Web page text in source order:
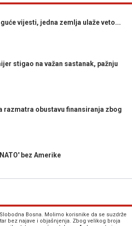
vijesti, jedna zemlja ulaže veto...
stigao na važan sastanak, pažnju
razmatra obustavu finansiranja zbog
bez Amerike
Bosna. Molimo korisnike da se suzdrže
bez najave i objašnjenja. Zbog velikog broja